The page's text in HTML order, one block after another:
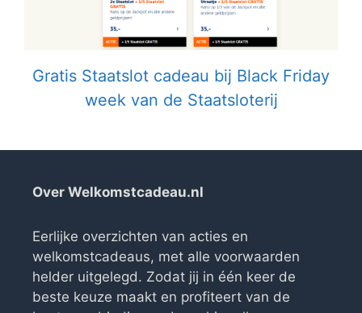
Gratis Staatslot cadeau bij Black Friday
week van de Staatsloterij
Over Welkomstcadeau.nl
Eerlijke overzichten van acties en
welkomstcadeaus, met alle voorwaarden
helder uitgelegd. Zodat jij in één keer de
beste keuze maakt en profiteert van de